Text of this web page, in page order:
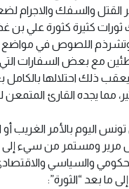
القتل والسفك والاجرام
ثورات كثيرة كثورة علي
وتشرذم اللصوص في مواضع
مع بعض السفارات
ذلك احتلالها بالكامل
مما يجده القارئ المتمعن
اليوم بالأمر الغريب
ومستمر من سيء إلى
والسياسي
ما بعد “الثورة”: